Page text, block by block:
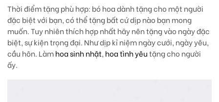
Thời điểm tặng phù hợp: bó hoa dành tặng cho một người
đặc biệt với bạn, có thể tặng bất cứ dịp nào bạn mong
muốn. Tuy nhiên thích hợp nhất hãy nên tặng vào ngày đặc
biệt, sự kiện trọng đại. Như dịp kỉ niệm ngày cưới, ngày yêu,
cầu hôn. Làmhoa sinh nhật, hoa tình yêutặng cho người
ấy.